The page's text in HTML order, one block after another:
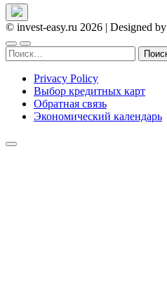
© invest-easy.ru 2026 | Designed by
Найти:
Privacy Policy
Выбор кредитных карт
Обратная связь
Экономический календарь